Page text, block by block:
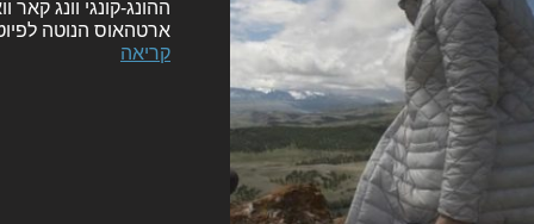
ארטהאוס הנוטה
קריאה